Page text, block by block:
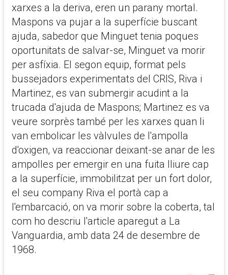
xarxes a la deriva, eren un parany mortal.
Maspons va pujar a la superfície buscant
ajuda, sabedor que Minguet tenia poques
oportunitats de salvar-se, Minguet va morir
per asfíxia. El segon equip, format pels
bussejadors experimentats del CRIS, Riva i
Martinez, es van submergir acudint a la
trucada d'ajuda de Maspons; Martinez es va
veure sorprès també per les xarxes quan li
van embolicar les vàlvules de l'ampolla
d'oxigen, va reaccionar deixant-se anar de les
ampolles per emergir en una fuita lliure cap
a la superfície, immobilitzat per un fort dolor,
el seu company Riva el portà cap a
l'embarcació, on va morir sobre la coberta, tal
com ho descriu l'article aparegut a La
Vanguardia, amb data 24 de desembre de
1968.